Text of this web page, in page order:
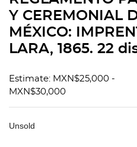
Y CEREMONIAL
MÉXICO:
LARA, 1865. 22
Estimate: MXN$25,000 -
MXN$30,000
Unsold